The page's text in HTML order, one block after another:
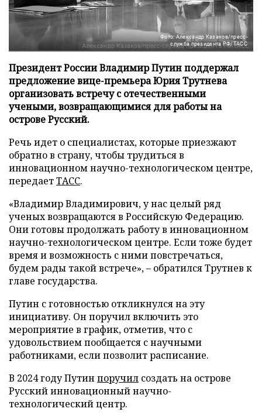
Фото: Александр Казаков/пресс-
служба президента РФ/ТАСС
Президент России Владимир Путин поддержал
предложение вице-премьера Юрия Трутнева
организовать встречу с отечественными
учеными, возвращающимися для работы на
острове Русский.
Речь идет о специалистах, которые приезжают
обратно в страну, чтобы трудиться в
инновационном научно-технологическом центре,
передаетТАСС.
«Владимир Владимирович, у нас целый ряд
ученых возвращаются в Российскую Федерацию.
Они готовы продолжать работу в инновационном
научно-технологическом центре. Если тоже будет
время и возможность с ними повстречаться,
будем рады такой встрече», – обратился Трутнев к
главе государства.
Путин с готовностью откликнулся на эту
инициативу. Он поручил включить это
мероприятие в график, отметив, что с
удовольствием пообщается с научными
работниками, если позволит расписание.
В 2024 году Путин поручил создать на острове
Русский инновационный научно-
технологический центр.